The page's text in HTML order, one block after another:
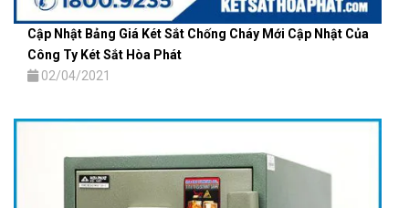
Cập Nhật Bảng Giá Két Sắt Chống Cháy Mới Cập Nhật Của
Công Ty Két Sắt Hòa Phát
02/04/2021